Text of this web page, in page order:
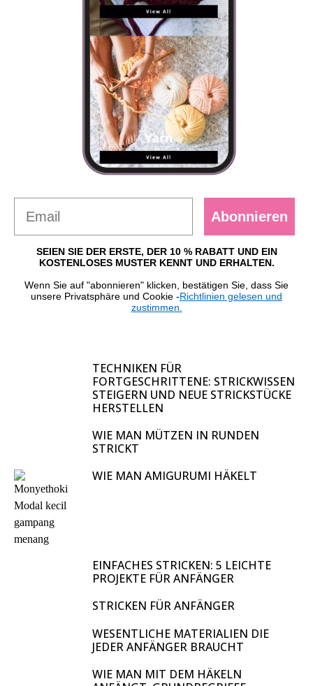
Abonnieren
SEIEN SIE DER ERSTE, DER 10 % RABATT UND EIN
KOSTENLOSES MUSTER KENNT UND ERHALTEN.
Wenn Sie auf "abonnieren" klicken, bestätigen Sie, dass Sie
unsere Privatsphäre und Cookie -Richtlinien gelesen und
zustimmen.
TECHNIKEN FÜR
FORTGESCHRITTENE: STRICKWISSEN
STEIGERN UND NEUE STRICKSTÜCKE
HERSTELLEN
WIE MAN MÜTZEN IN RUNDEN
STRICKT
WIE MAN AMIGURUMI HÄKELT
EINFACHES STRICKEN: 5 LEICHTE
PROJEKTE FÜR ANFÄNGER
STRICKEN FÜR ANFÄNGER
WESENTLICHE MATERIALIEN DIE
JEDER ANFÄNGER BRAUCHT
WIE MAN MIT DEM HÄKELN